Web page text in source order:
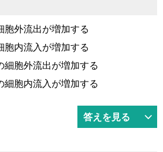
胞外流出が増加する
胞内流入が増加する
細胞外流出が増加する
細胞内流入が増加する
答えを見る